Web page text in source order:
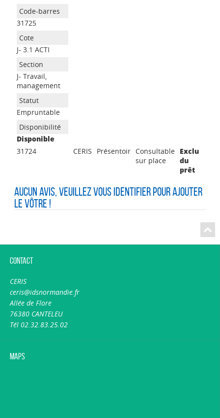
31725
J- 3.1 ACTI
J- Travail,
management
Empruntable
Disponible
31724
CERIS Présentoir Consultable
sur place
Exclu
du
prêt
Aucun avis, veuillez vous identifier pour ajouter
le vôtre !
Contact
CERIS
ceris@idsnormandie.fr
Allée de Flore
76380 CANTELEU
Tél 02.32.83.25.02
Maps